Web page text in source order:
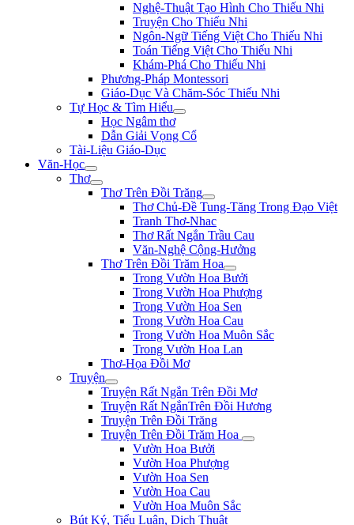
Nghệ-Thuật Tạo Hình Cho Thiếu Nhi
Truyện Cho Thiếu Nhi
Ngôn-Ngữ Tiếng Việt Cho Thiếu Nhi
Toán Tiếng Việt Cho Thiếu Nhi
Khám-Phá Cho Thiếu Nhi
Phương-Pháp Montessori
Giáo-Dục Và Chăm-Sóc Thiếu Nhi
Tự Học & Tìm Hiểu
Học Ngâm thơ
Dẫn Giải Vọng Cổ
Tài-Liệu Giáo-Dục
Văn-Học
Thơ
Thơ Trên Đồi Trăng
Thơ Chủ-Đề Tung-Tăng Trong Đạo Việt
Tranh Thơ-Nhac
Thơ Rất Ngắn Trầu Cau
Văn-Nghệ Cộng-Hưởng
Thơ Trên Đồi Trăm Hoa
Trong Vườn Hoa Bưởi
Trong Vườn Hoa Phượng
Trong Vườn Hoa Sen
Trong Vườn Hoa Cau
Trong Vườn Hoa Muôn Sắc
Trong Vườn Hoa Lan
Thơ-Họa Đồi Mơ
Truyện
Truyện Rất Ngắn Trên Đồi Mơ
Truyện Rất NgắnTrên Đồi Hương
Truyện Trên Đồi Trăng
Truyện Trên Đồi Trăm Hoa
Vườn Hoa Bưởi
Vườn Hoa Phượng
Vườn Hoa Sen
Vườn Hoa Cau
Vườn Hoa Muôn Sắc
Bút Ký, Tiểu Luận, Dịch Thuật